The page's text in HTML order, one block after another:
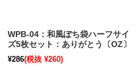
WPB-04：和風ぽち袋ハーフサイ
ズ5枚セット：ありがとう〔OZ〕
¥286(税抜 ¥260)